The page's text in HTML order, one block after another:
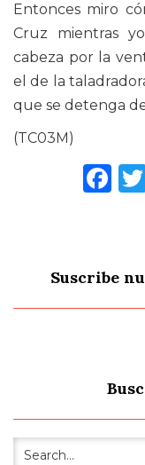
Entonces miro
Cruz mientras
cabeza por la
el de la
que se detenga
(TC03M)
Suscribe